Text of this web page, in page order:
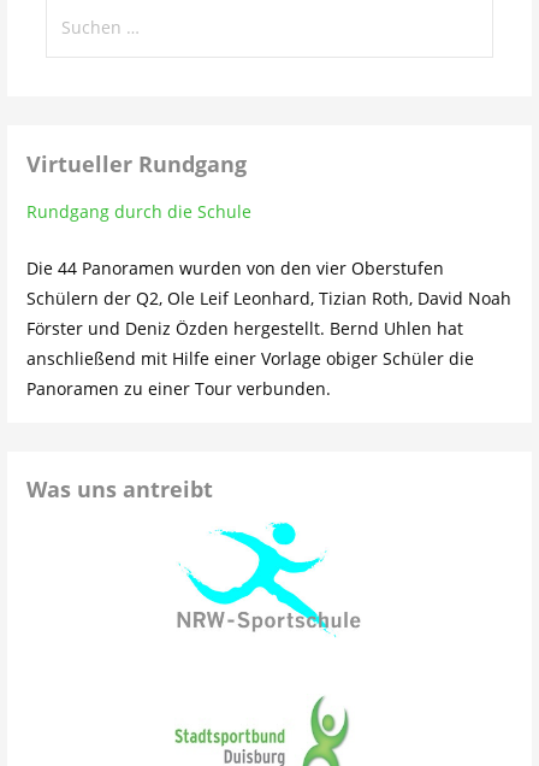
nach:
Virtueller Rundgang
Rundgang durch die Schule
Die 44 Panoramen wurden von den vier Oberstufen
Schülern der Q2, Ole Leif Leonhard, Tizian Roth, David Noah
Förster und Deniz Özden hergestellt. Bernd Uhlen hat
anschließend mit Hilfe einer Vorlage obiger Schüler die
Panoramen zu einer Tour verbunden.
Was uns antreibt